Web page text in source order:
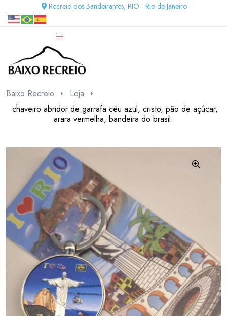
Recreio dos Bandeirantes, RIO - Rio de Janeiro
Baixo Recreio
Loja
chaveiro abridor de garrafa céu azul, cristo, pão de açúcar,
arara vermelha, bandeira do brasil.